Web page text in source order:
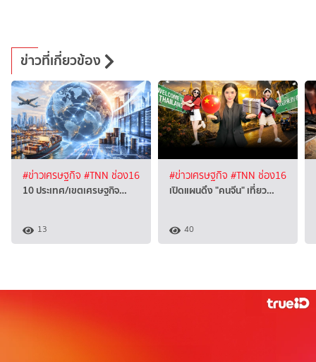
ข่าวที่เกี่ยวข้อง
#ข่าวเศรษฐกิจ #TNN ช่อง16
10 ประเทศ/เขตเศรษฐกิจ…
13
#ข่าวเศรษฐกิจ #TNN ช่อง16
เปิดแผนดึง "คนจีน" เที่ยว…
40